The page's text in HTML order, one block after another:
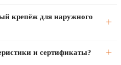
домостроении для
балок — без него при усыхании
крепёж для наружного
использовании на открытом
и сертификаты?